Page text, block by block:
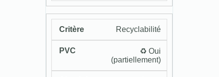
Recyclabilité
♻️ Oui
(partiellement)